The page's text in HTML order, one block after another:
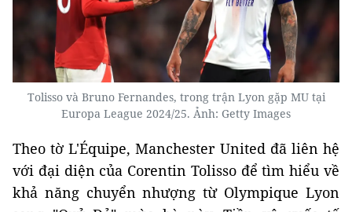
Tolisso và Bruno Fernandes, trong trận Lyon gặp MU tại
Europa League 2024/25. Ảnh: Getty Images
Theo tờ L'Équipe, Manchester United đã liên hệ
với đại diện của Corentin Tolisso để tìm hiểu về
khả năng chuyển nhượng từ Olympique Lyon